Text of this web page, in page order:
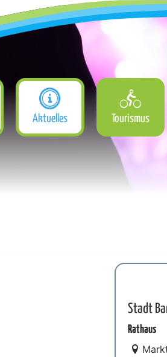
Aktuelles Tourismus
Stadt
Rathaus
Link